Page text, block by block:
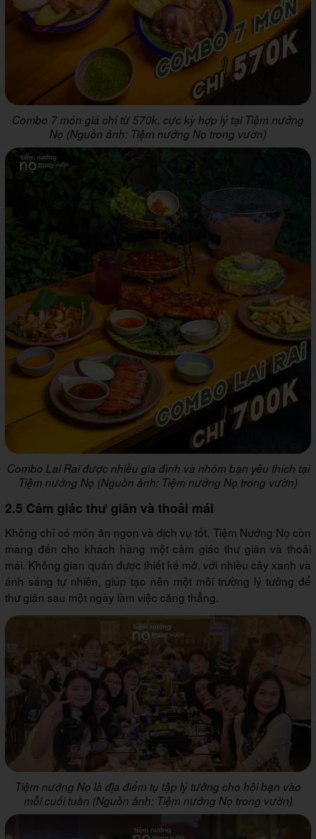
Combo 7 món giá chỉ từ 570k, cực kỳ hợp lý tại Tiệm nướng
Nọ (Nguồn ảnh: Tiệm nướng Nọ trong vườn)
Combo Lai Rai được nhiều gia đình và nhóm bạn yêu thích tại
Tiệm nướng Nọ (Nguồn ảnh: Tiệm nướng Nọ trong vườn)
2.5 Cảm giác thư giãn và thoải mái
Không chỉ có món ăn ngon và dịch vụ tốt, Tiệm Nướng Nọ còn
mang đến cho khách hàng một cảm giác thư giãn và thoải
mái. Không gian quán được thiết kế mở, với nhiều cây xanh và
ánh sáng tự nhiên, giúp tạo nên một môi trường lý tưởng để
thư giãn sau một ngày làm việc căng thẳng.
Tiệm nướng Nọ là địa điểm tụ tập lý tưởng cho hội bạn vào
mỗi cuối tuần (Nguồn ảnh: Tiệm nướng Nọ trong vườn)